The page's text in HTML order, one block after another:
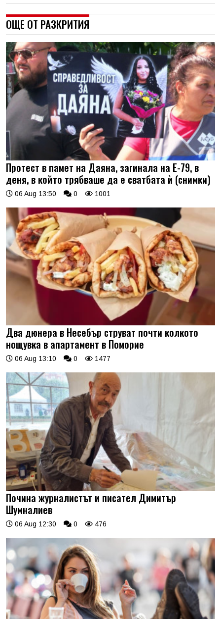
ОЩЕ ОТ РАЗКРИТИЯ
Протест в памет на Даяна, загинала на Е-79, в
деня, в който трябваше да е сватбата ѝ (снимки)
06 Aug 13:50 0 1001
Два дюнера в Несебър струват почти колкото
нощувка в апартамент в Поморие
06 Aug 13:10 0 1477
Почина журналистът и писател Димитър
Шумналиев
06 Aug 12:30 0 476